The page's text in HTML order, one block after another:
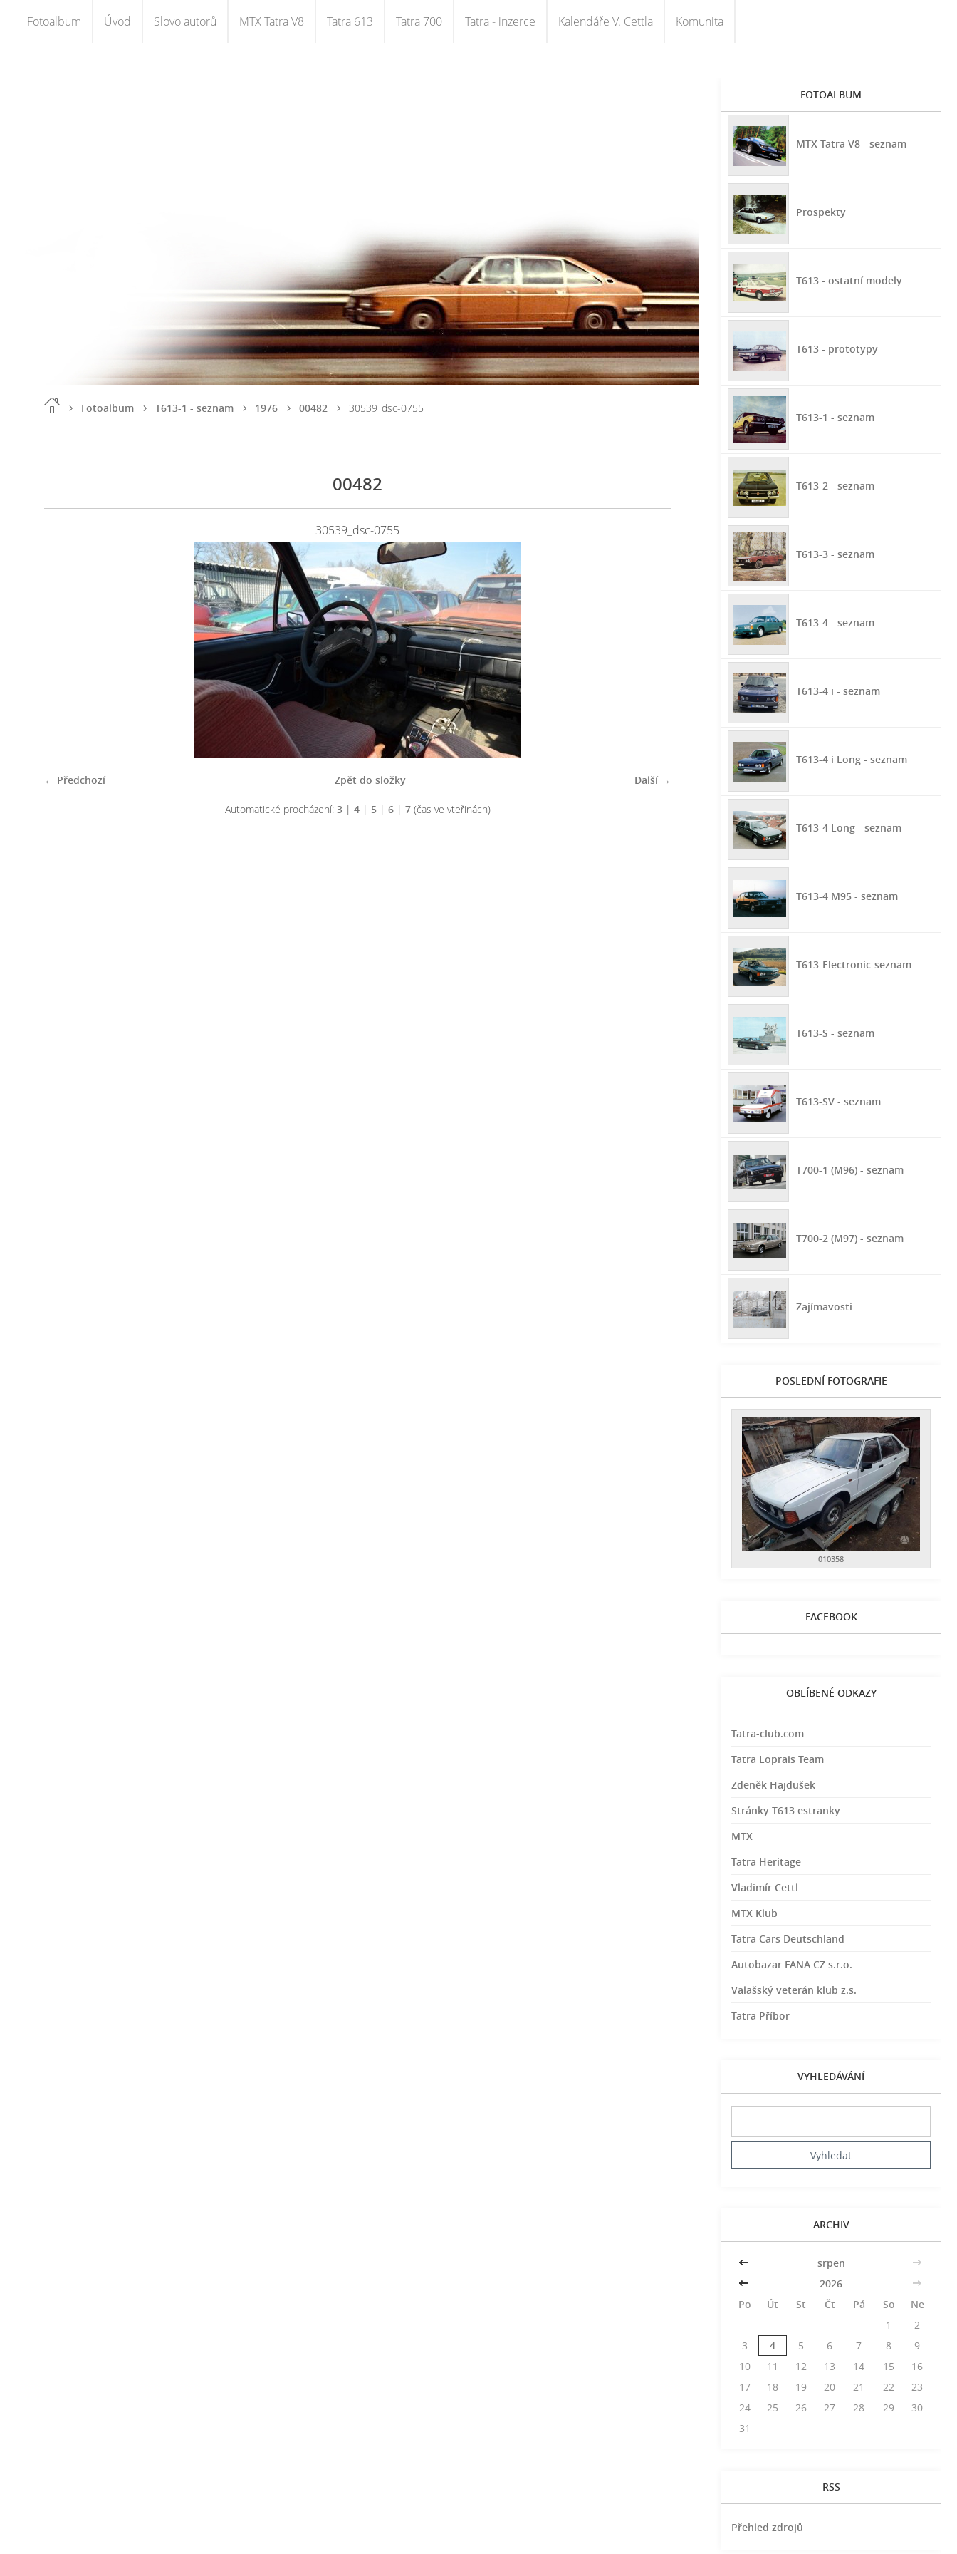
Fotoalbum Úvod Slovo autorů MTX Tatra V8 Tatra 613 Tatra 700 Tatra - inzerce Kalendáře V. Cettla Komunita
Fotoalbum T613-1 - seznam 1976 00482 30539_dsc-0755
00482
30539_dsc-0755
← Předchozí Další →
Zpět do složky
Automatické procházení: 3| 4| 5| 6| 7(čas ve vteřinách)
FOTOALBUM
MTX Tatra V8 - seznam
Prospekty
T613 - ostatní modely
T613 - prototypy
T613-1 - seznam
T613-2 - seznam
T613-3 - seznam
T613-4 - seznam
T613-4 i - seznam
T613-4 i Long - seznam
T613-4 Long - seznam
T613-4 M95 - seznam
T613-Electronic-seznam
T613-S - seznam
T613-SV - seznam
T700-1 (M96) - seznam
T700-2 (M97) - seznam
Zajímavosti
POSLEDNÍ FOTOGRAFIE
010358
FACEBOOK
OBLÍBENÉ ODKAZY
Tatra-club.com
Tatra Loprais Team
Zdeněk Hajdušek
Stránky T613 estranky
MTX
Tatra Heritage
Vladimír Cettl
MTX Klub
Tatra Cars Deutschland
Autobazar FANA CZ s.r.o.
Valašský veterán klub z.s.
Tatra Příbor
VYHLEDÁVÁNÍ
ARCHIV
<< srpen
>>
<<
2026
>>
Po
Út St Čt Pá So
Ne
1
2
3
4 5 6 7 8
9
10
11 12 13 14 15
16
17
18 19 20 21 22
23
24
25 26 27 28 29
30
31
RSS
Přehled zdrojů